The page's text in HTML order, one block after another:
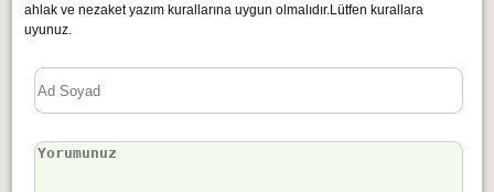
ahlak ve nezaket yazım kurallarına uygun olmalıdır.Lütfen kurallara
uyunuz.